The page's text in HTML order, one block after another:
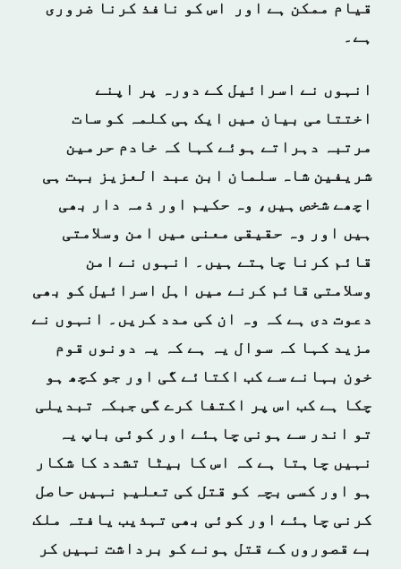
قیام ممکن ہے اور اس کو نافذ کرنا ضروری
ہے۔
انہوں نے اسرائیل کے دورہ پر اپنے
اختتامی بیان میں ایک ہی کلمہ کو سات
مرتبہ دہراتے ہوئے کہا کہ خادم حرمین
شریفین شاہ سلمان ابن عبد العزیز بہت ہی
اچھے شخص ہیں، وہ حکیم اور ذمہ دار بھی
ہیں اور وہ حقیقی معنی میں امن وسلامتی
قائم کرنا چاہتے ہیں۔ انہوں نے امن
وسلامتی قائم کرنے میں اہل اسرائیل کو بھی
دعوت دی ہے کہ وہ ان کی مدد کریں۔ انہوں نے
مزید کہا کہ سوال یہ ہے کہ یہ دونوں قوم
خون بہانے سے کب اکتائے گی اور جو کچھ ہو
چکا ہے کب اس پر اکتفا کرے گی جبکہ تبدیلی
تو اندر سے ہونی چاہئے اور کوئی باپ یہ
نہیں چاہتا ہے کہ اس کا بیٹا تشدد کا شکار
ہو اور کسی بچہ کو قتل کی تعلیم نہیں حاصل
کرنی چاہئے اور کوئی بھی تہذیب یافتہ ملک
بے قصوروں کے قتل ہونے کو برداشت نہیں کر